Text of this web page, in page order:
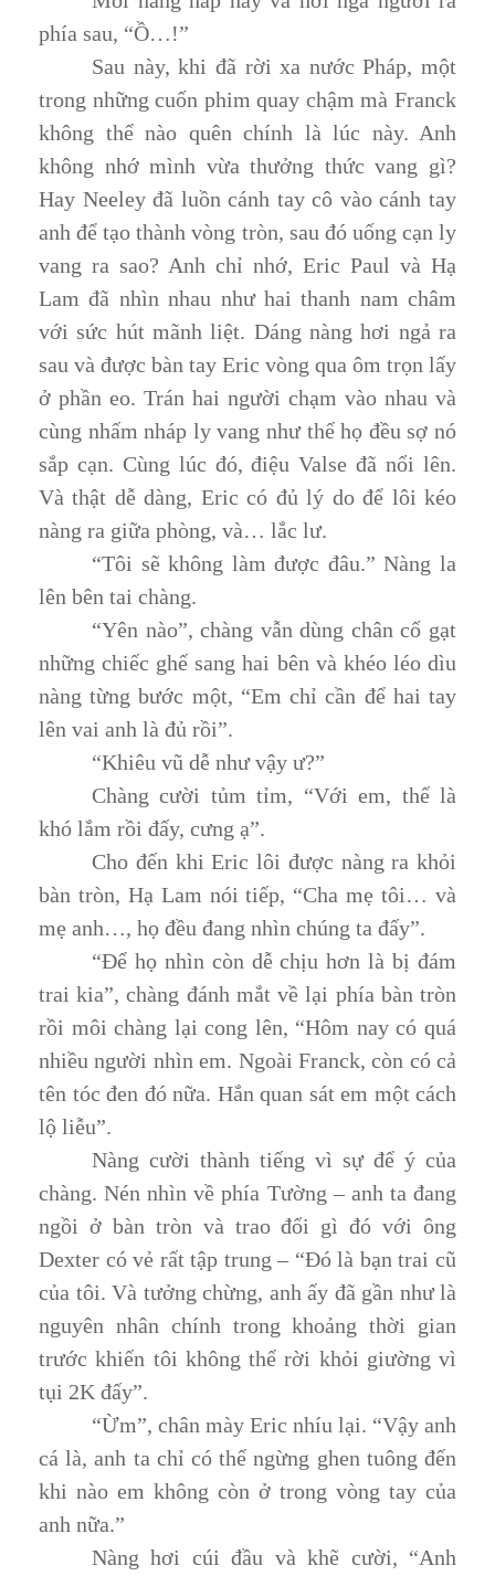
phía sau, “Ồ…!”
Sau này, khi đã rời xa nước Pháp, một
trong những cuốn phim quay chậm mà Franck
không thể nào quên chính là lúc này. Anh
không nhớ mình vừa thưởng thức vang gì?
Hay Neeley đã luồn cánh tay cô vào cánh tay
anh để tạo thành vòng tròn, sau đó uống cạn ly
vang ra sao? Anh chỉ nhớ, Eric Paul và Hạ
Lam đã nhìn nhau như hai thanh nam châm
với sức hút mãnh liệt. Dáng nàng hơi ngả ra
sau và được bàn tay Eric vòng qua ôm trọn lấy
ở phần eo. Trán hai người chạm vào nhau và
cùng nhấm nháp ly vang như thể họ đều sợ nó
sắp cạn. Cùng lúc đó, điệu Valse đã nổi lên.
Và thật dễ dàng, Eric có đủ lý do để lôi kéo
nàng ra giữa phòng, và… lắc lư.
“Tôi sẽ không làm được đâu.” Nàng la
lên bên tai chàng.
“Yên nào”, chàng vẫn dùng chân cố gạt
những chiếc ghế sang hai bên và khéo léo dìu
nàng từng bước một, “Em chỉ cần để hai tay
lên vai anh là đủ rồi”.
“Khiêu vũ dễ như vậy ư?”
Chàng cười tủm tỉm, “Với em, thế là
khó lắm rồi đấy, cưng ạ”.
Cho đến khi Eric lôi được nàng ra khỏi
bàn tròn, Hạ Lam nói tiếp, “Cha mẹ tôi… và
mẹ anh…, họ đều đang nhìn chúng ta đấy”.
“Để họ nhìn còn dễ chịu hơn là bị đám
trai kia”, chàng đánh mắt về lại phía bàn tròn
rồi môi chàng lại cong lên, “Hôm nay có quá
nhiều người nhìn em. Ngoài Franck, còn có cả
tên tóc đen đó nữa. Hắn quan sát em một cách
lộ liễu”.
Nàng cười thành tiếng vì sự để ý của
chàng. Nén nhìn về phía Tường – anh ta đang
ngồi ở bàn tròn và trao đổi gì đó với ông
Dexter có vẻ rất tập trung – “Đó là bạn trai cũ
của tôi. Và tưởng chừng, anh ấy đã gần như là
nguyên nhân chính trong khoảng thời gian
trước khiến tôi không thể rời khỏi giường vì
tụi 2K đấy”.
“Ừm”, chân mày Eric nhíu lại. “Vậy anh
cá là, anh ta chỉ có thể ngừng ghen tuông đến
khi nào em không còn ở trong vòng tay của
anh nữa.”
Nàng hơi cúi đầu và khẽ cười, “Anh